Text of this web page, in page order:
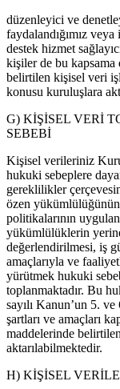
düzenleyici ve
faydalandığımız
destek hizmet
kişiler de bu
belirtilen kişisel veri
konusu kuruluşlara
G) KİŞİSEL VERİ
SEBEBİ
Kişisel verileriniz
hukuki sebeplere
gereklilikler
özen
politikalarının
yükümlülüklerin
değerlendirilmesi, iş
amaçlarıyla ve
yürütmek hukuki
toplanmaktadır. Bu
sayılı Kanun’un 5.
şartları ve amaçları
maddelerinde
aktarılabilmektedir.
H) KİŞİSEL